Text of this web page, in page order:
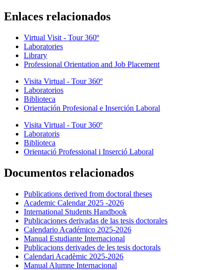
Enlaces relacionados
Virtual Visit - Tour 360º
Laboratories
Library
Professional Orientation and Job Placement
Visita Virtual - Tour 360º
Laboratorios
Biblioteca
Orientación Profesional e Inserción Laboral
Visita Virtual - Tour 360º
Laboratoris
Biblioteca
Orientació Professional i Inserció Laboral
Documentos relacionados
Publications derived from doctoral theses
Academic Calendar 2025 -2026
International Students Handbook
Publicaciones derivadas de las tesis doctorales
Calendario Académico 2025-2026
Manual Estudiante Internacional
Publicacions derivades de les tesis doctorals
Calendari Acadèmic 2025-2026
Manual Alumne Internacional